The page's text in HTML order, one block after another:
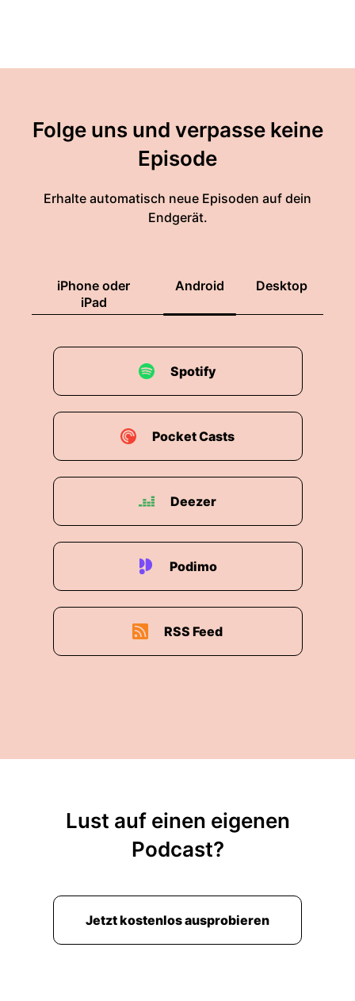
Folge uns und verpasse keine
Episode
Erhalte automatisch neue Episoden auf dein
Endgerät.
iPhone oder
iPad
Android Desktop
Spotify
Pocket Casts
Deezer
Podimo
RSS Feed
Lust auf einen eigenen
Podcast?
Jetzt kostenlos ausprobieren